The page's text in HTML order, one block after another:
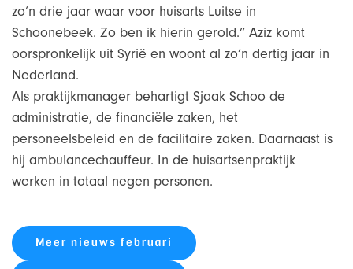
zo’n drie jaar waar voor huisarts Luitse in
Schoonebeek. Zo ben ik hierin gerold.” Aziz komt
oorspronkelijk uit Syrië en woont al zo’n dertig jaar in
Nederland.
Als praktijkmanager behartigt Sjaak Schoo de
administratie, de financiële zaken, het
personeelsbeleid en de facilitaire zaken. Daarnaast is
hij ambulancechauffeur. In de huisartsenpraktijk
werken in totaal negen personen.
Meer nieuws februari